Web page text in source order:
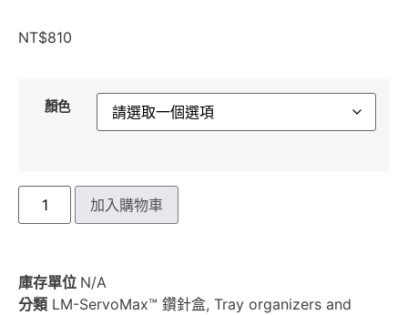
NT$810
顏色
加入購物車
庫存單位 N/A
分類 LM-ServoMax™ 鑽針盒, Tray organizers and